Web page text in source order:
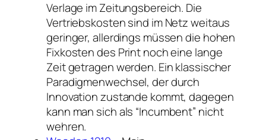
Verlage im Zeitungsbereich. Die
Vertriebskosten sind im Netz weitaus
geringer, allerdings müssen die hohen
Fixkosten des Print noch eine lange
Zeit getragen werden. Ein klassischer
Paradigmenwechsel, der durch
Innovation zustande kommt, dagegen
kann man sich als “Incumbent” nicht
wehren.